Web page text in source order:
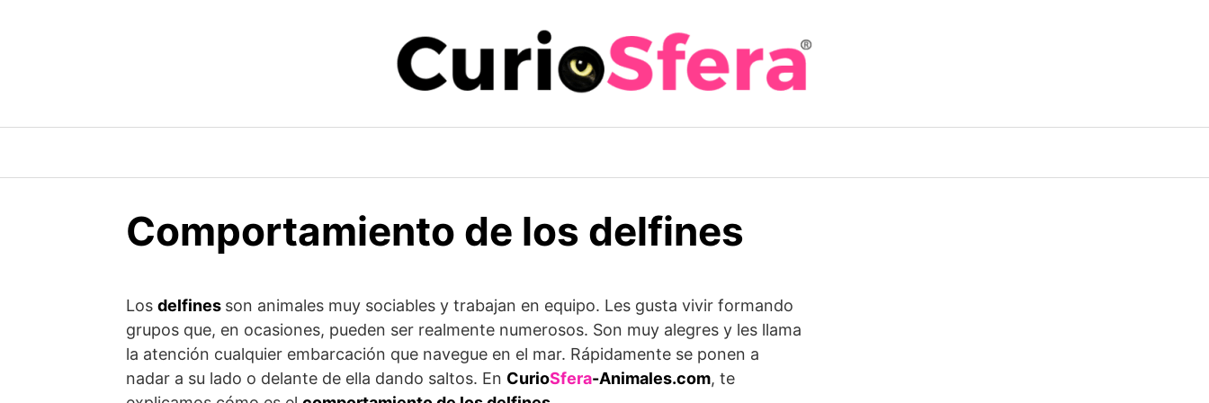
Comportamiento de los delfines
Los delfines son animales muy sociables y trabajan en equipo. Les gusta vivir formando
grupos que, en ocasiones, pueden ser realmente numerosos. Son muy alegres y les llama
la atención cualquier embarcación que navegue en el mar. Rápidamente se ponen a
nadar a su lado o delante de ella dando saltos. En CurioSfera-Animales.com, te